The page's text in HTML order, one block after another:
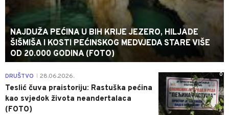
NAJDUŽA PEĆINA U BIH KRIJE JEZERO, HILJADE
ŠIŠMIŠA I KOSTI PEĆINSKOG MEDVJEDA STARE VIŠE
OD 20.000 GODINA (FOTO)
0
DRUŠTVO 28.06.2026.
Teslić čuva praistoriju: Rastuška pećina
kao svjedok života neandertalaca
(FOTO)